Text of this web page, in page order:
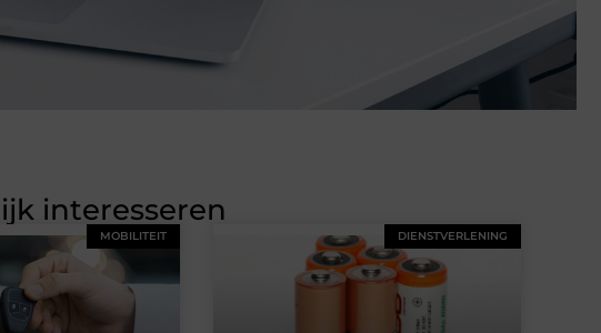
interesseren
MOBILITEIT DIENSTVERLENING